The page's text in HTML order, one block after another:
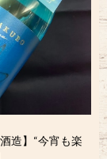
造】“今宵も楽